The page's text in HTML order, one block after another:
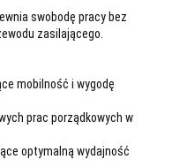
swobodę pracy bez
zasilającego.
mobilność i wygodę
prac porządkowych w
optymalną wydajność